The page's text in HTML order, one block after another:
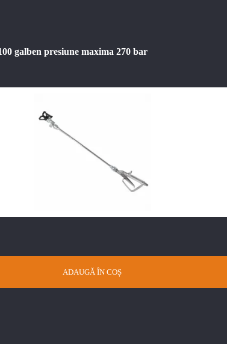
galben presiune maxima 270 bar
ADAUGĂ ÎN COȘ